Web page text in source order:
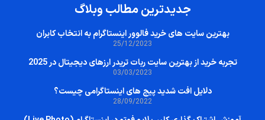
جدیدترین مطالب وبلاگ
بهترین سایت‌ های خرید فالوور اینستاگرام به انتخاب کابران
25/12/2023
تجربه خرید از بهترین سایت ربات تریدر ارزهای دیجیتال در 2025
03/03/2023
دلایل افت شدید پیج های اینستاگرامی چیست؟
28/09/2022